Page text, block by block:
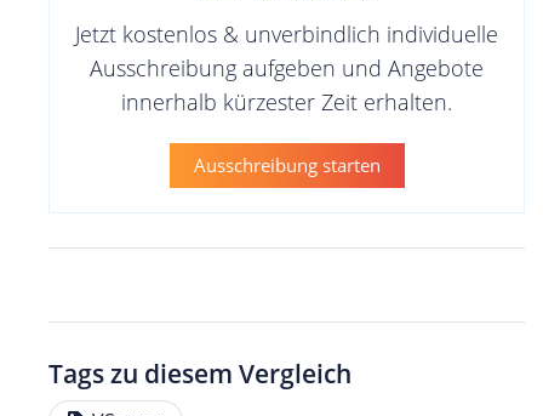
Jetzt kostenlos & unverbindlich individuelle
Ausschreibung aufgeben und Angebote
innerhalb kürzester Zeit erhalten.
Ausschreibung starten
Tags zu diesem Vergleich